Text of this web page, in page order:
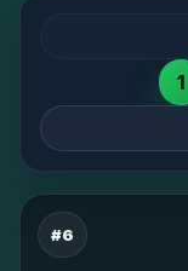
1
#6